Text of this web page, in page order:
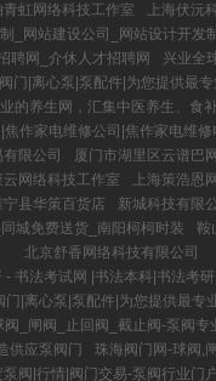
虹网络科技工作室
上海伏沅
_网站建设公司_网站设计开发
聘网_介休人才招聘网
兴业全
门|离心泵|泵配件|为您提供最
的养生网，汇集中医养生、食
焦作家电维修公司|焦作家电维
限公司
厦门市湖里区云谱巴
网络科技工作室
上海策浩恩
宁县华策百货店
新城科技有限
城免费送货_南阳柯柯时装
鞍
北京舒香网络科技有限公司
- 书法考试网 |书法本科|书法考
门|离心泵|泵配件|为您提供最专
阀_闸阀_止回阀_截止阀-泵阀专
供应泵阀门
珠海阀门网-球阀,
泵阀|行情|阀门交易-泵阀行业门